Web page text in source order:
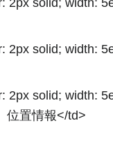
2px solid; width:
2px solid; width:
位置情報</td>